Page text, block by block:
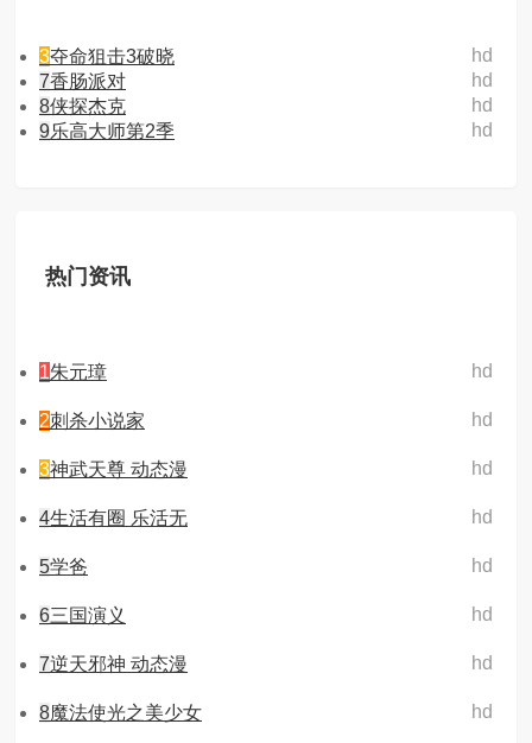
hd
3夺命狙击3破晓
hd
7香肠派对
hd
8侠探杰克
hd
9乐高大师第2季
热门资讯
hd
1朱元璋
hd
2刺杀小说家
hd
3神武天尊 动态漫
hd
4生活有圈 乐活无
hd
5学爸
hd
6三国演义
hd
7逆天邪神 动态漫
hd
8魔法使光之美少女